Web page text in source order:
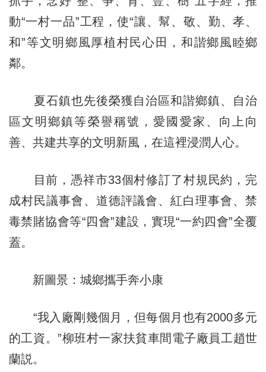
動“一村一品”工程，使“讓、幫、敬、勤、孝、
和”等文明鄉風厚植村民心田，和諧鄉風睦鄉
鄰。
夏石鎮也先後榮獲自治區和諧鄉鎮、自治
區文明鄉鎮等榮譽稱號，愛國愛家、向上向
善、共建共享的文明新風，在這裡浸潤人心。
目前，憑祥市33個村修訂了村規民約，完
成村民議事會、道德評議會、紅白理事會、禁
毒禁賭協會等“四會”建設，實現“一約四會”全覆
蓋。
新圖景：城鄉攜手奔小康
“我入廠剛幾個月，但每個月也有2000多元
的工資。”柳班村一家扶貧車間電子廠員工趙世
蘭説。